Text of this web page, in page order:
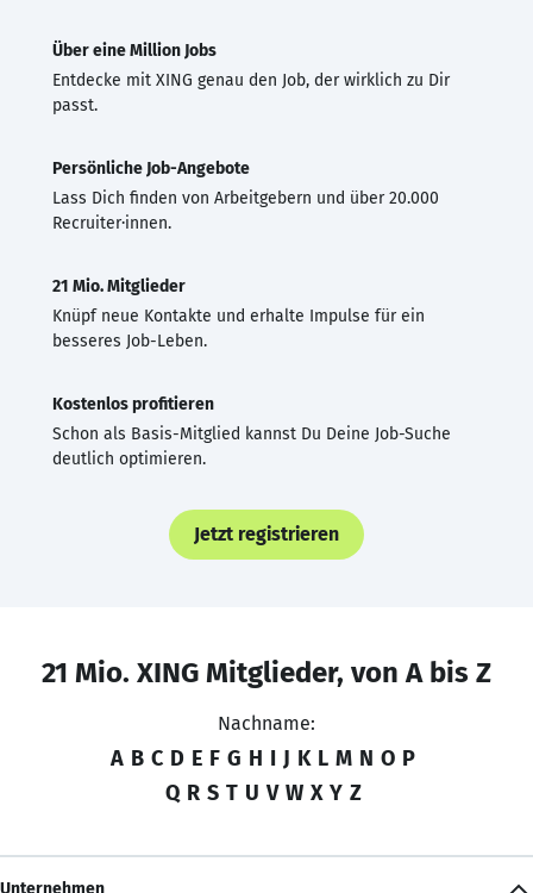
Über eine Million Jobs
Entdecke mit XING genau den Job, der wirklich zu Dir
passt.
Persönliche Job-Angebote
Lass Dich finden von Arbeitgebern und über 20.000
Recruiter·innen.
21 Mio. Mitglieder
Knüpf neue Kontakte und erhalte Impulse für ein
besseres Job-Leben.
Kostenlos profitieren
Schon als Basis-Mitglied kannst Du Deine Job-Suche
deutlich optimieren.
Jetzt registrieren
21 Mio. XING Mitglieder, von A bis Z
Nachname:
A B C D E F G H I J K L M N O P
Q R S T U V W X Y Z
Unternehmen